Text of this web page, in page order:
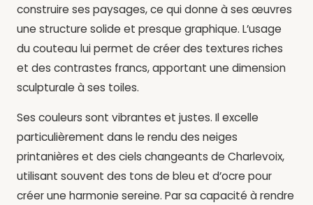
construire ses paysages, ce qui donne à ses œuvres
une structure solide et presque graphique. L’usage
du couteau lui permet de créer des textures riches
et des contrastes francs, apportant une dimension
sculpturale à ses toiles.
Ses couleurs sont vibrantes et justes. Il excelle
particulièrement dans le rendu des neiges
printanières et des ciels changeants de Charlevoix,
utilisant souvent des tons de bleu et d’ocre pour
créer une harmonie sereine. Par sa capacité à rendre